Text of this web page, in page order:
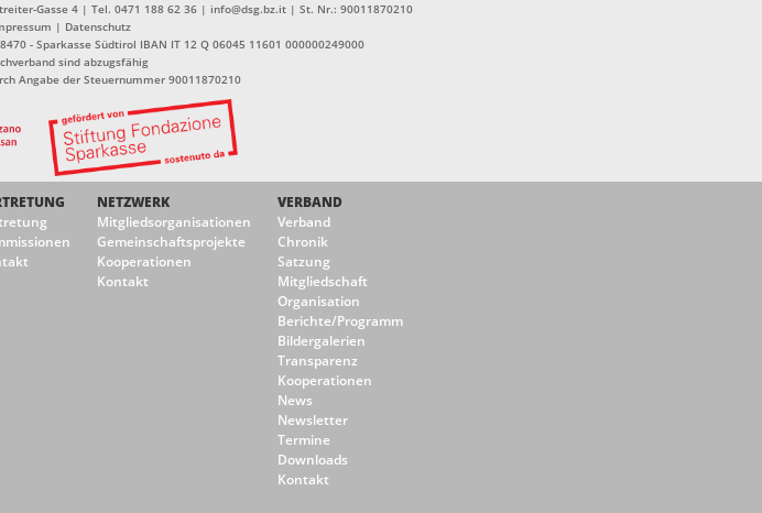
Gasse 4 | Tel. 0471 188 62 36 | info@dsg.bz.it | St. Nr.: 90011870210
| Datenschutz
- Sparkasse Südtirol IBAN IT 12 Q 06045 11601 000000249000
sind abzugsfähig
Angabe der Steuernummer 90011870210
NETZWERK
Mitgliedsorganisationen
Gemeinschaftsprojekte
Kooperationen
Kontakt
VERBAND
Verband
Chronik
Satzung
Mitgliedschaft
Organisation
Berichte/Programm
Bildergalerien
Transparenz
Kooperationen
News
Newsletter
Termine
Downloads
Kontakt